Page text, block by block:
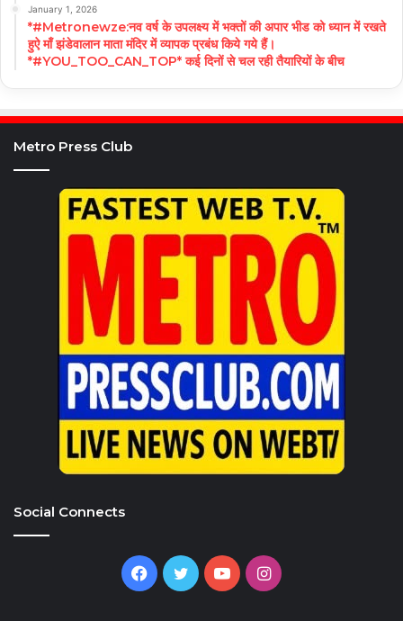
January 1, 2026
*#Metronewze:नव वर्ष के उपलक्ष्य में भक्तों की अपार भीड को ध्यान में रखते
हुऐ माँ झंडेवालान माता मंदिर में व्यापक प्रबंध किये गये हैं।
*#YOU_TOO_CAN_TOP* कई दिनों से चल रही तैयारियों के बीच
Metro Press Club
Social Connects
Facebook
TwitterYouTubeInstagram